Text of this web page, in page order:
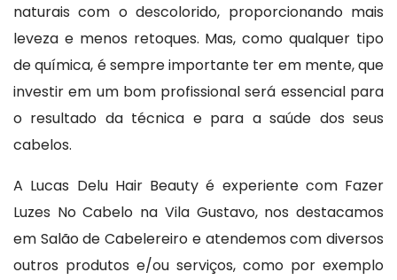
naturais com o descolorido, proporcionando mais
leveza e menos retoques. Mas, como qualquer tipo
de química, é sempre importante ter em mente, que
investir em um bom profissional será essencial para
o resultado da técnica e para a saúde dos seus
cabelos.
A Lucas Delu Hair Beauty é experiente com Fazer
Luzes No Cabelo na Vila Gustavo, nos destacamos
em Salão de Cabelereiro e atendemos com diversos
outros produtos e/ou serviços, como por exemplo